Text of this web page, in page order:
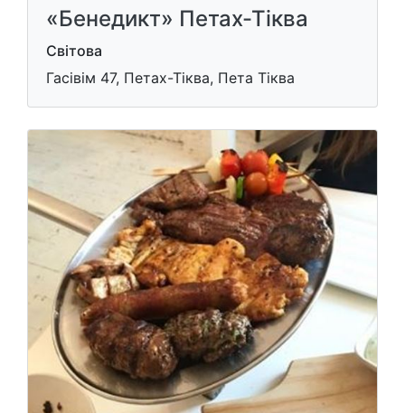
«Бенедикт» Петах-Тіква
Світова
Гасівім 47, Петах-Тіква, Пета Тіква